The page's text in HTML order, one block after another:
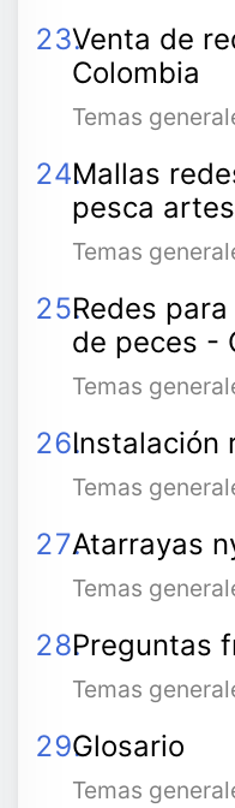
Venta de
Colombia
Temas
Mallas
pesca
Temas
Redes
de peces -
Temas
Instalación
Temas
Atarrayas
Temas
Preguntas
Temas
Glosario
Temas